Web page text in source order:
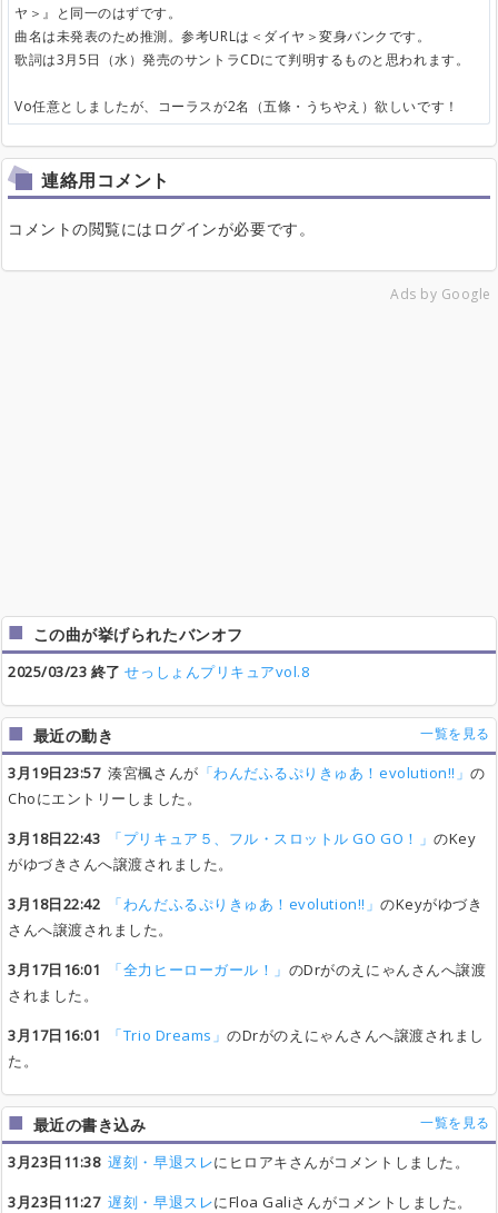
ヤ＞』と同一のはずです。
曲名は未発表のため推測。参考URLは＜ダイヤ＞変身バンクです。
歌詞は3月5日（水）発売のサントラCDにて判明するものと思われます。
Vo任意としましたが、コーラスが2名（五條・うちやえ）欲しいです！
連絡用コメント
コメントの閲覧にはログインが必要です。
Ads by Google
この曲が挙げられたバンオフ
2025/03/23 終了 せっしょんプリキュアvol.8
最近の動き 一覧を見る
3月19日23:57湊宮楓さんが 「わんだふるぷりきゅあ！evolution!!」の
Choにエントリーしました。
3月18日22:43
「プリキュア５、フル・スロットル GO GO！」のKey
がゆづきさんへ譲渡されました。
3月18日22:42
「わんだふるぷりきゅあ！evolution!!」のKeyがゆづき
さんへ譲渡されました。
3月17日16:01
「全力ヒーローガール！」 のDrがのえにゃんさんへ譲渡
されました。
3月17日16:01
「Trio Dreams」のDrがのえにゃんさんへ譲渡されまし
た。
最近の書き込み 一覧を見る
3月23日11:38 遅刻・早退スレにヒロアキさんがコメントしました。
3月23日11:27 遅刻・早退スレにFloa Galiさんがコメントしました。